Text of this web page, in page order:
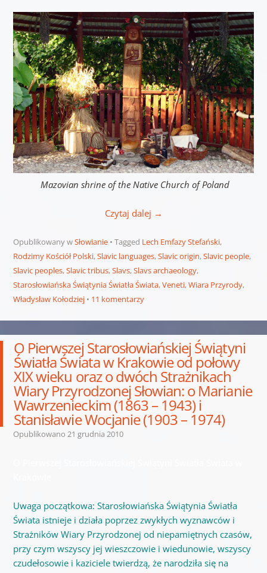
Mazovian shrine of the Native Church of Poland
Czytaj dalej →
Opublikowany wSłowianie Tagged Lech Emfazy Stefański,
Rodzimy Kościół Polski,Slavic languages,Slavic origin,Slavic people,
Slavic peoples,Slavic tribus,Slavs,Slavs archaeology,
Starosłowiańska Świątynia Światła Świata,Veneti,Wiara Przyrody,
Władysław Kołodziej
11 komentarzy
O Pierwszej Starosłowiańskiej Świątyni
Światła Świata w Krakowie od połowy
XIX wieku oraz o dwóch Strażnikach
Wiary Przyrodzonej Słowian: o Marianie
Wawrzenieckim (1863 – 1943) i
Stanisławie Wocjanie (1903 – 1974)
Opublikowano 21 grudnia 2010
Uwaga początkowa: Starosłowiańska Świątynia Światła
Świata istnieje i działa poprzez zwykłych wyznawców i
Strażników Wiary Przyrodzonej od niepamiętnych czasów,
przy czym wszyscy jej wieszczowie i wiedunowie, wszyscy
czudełosowie i kaziciele twierdzą, że narodziła się na